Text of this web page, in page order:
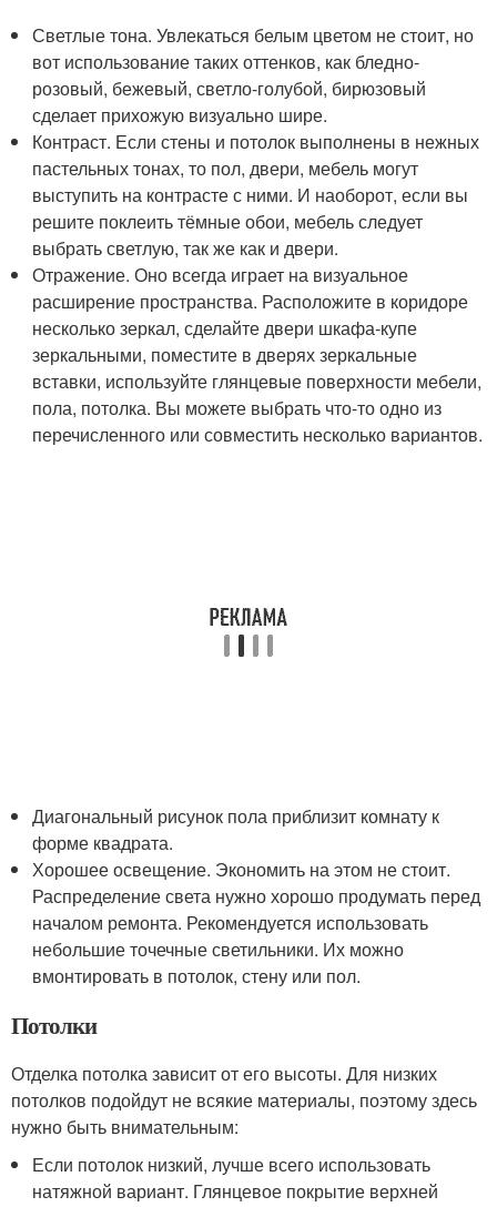
Светлые тона. Увлекаться белым цветом не стоит, но
вот использование таких оттенков, как бледно-
розовый, бежевый, светло-голубой, бирюзовый
сделает прихожую визуально шире.
Контраст. Если стены и потолок выполнены в нежных
пастельных тонах, то пол, двери, мебель могут
выступить на контрасте с ними. И наоборот, если вы
решите поклеить тёмные обои, мебель следует
выбрать светлую, так же как и двери.
Отражение. Оно всегда играет на визуальное
расширение пространства. Расположите в коридоре
несколько зеркал, сделайте двери шкафа-купе
зеркальными, поместите в дверях зеркальные
вставки, используйте глянцевые поверхности мебели,
пола, потолка. Вы можете выбрать что-то одно из
перечисленного или совместить несколько вариантов.
Диагональный рисунок пола приблизит комнату к
форме квадрата.
Хорошее освещение. Экономить на этом не стоит.
Распределение света нужно хорошо продумать перед
началом ремонта. Рекомендуется использовать
небольшие точечные светильники. Их можно
вмонтировать в потолок, стену или пол.
Потолки
Отделка потолка зависит от его высоты. Для низких
потолков подойдут не всякие материалы, поэтому здесь
нужно быть внимательным:
Если потолок низкий, лучше всего использовать
натяжной вариант. Глянцевое покрытие верхней